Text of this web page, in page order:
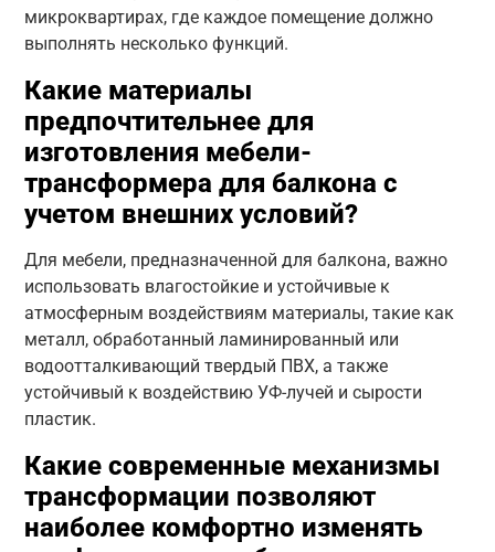
микроквартирах, где каждое помещение должно
выполнять несколько функций.
Какие материалы
предпочтительнее для
изготовления мебели-
трансформера для балкона с
учетом внешних условий?
Для мебели, предназначенной для балкона, важно
использовать влагостойкие и устойчивые к
атмосферным воздействиям материалы, такие как
металл, обработанный ламинированный или
водоотталкивающий твердый ПВХ, а также
устойчивый к воздействию УФ-лучей и сырости
пластик.
Какие современные механизмы
трансформации позволяют
наиболее комфортно изменять